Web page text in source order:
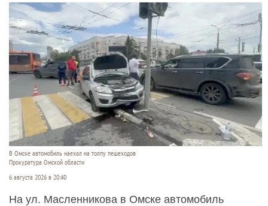
В Омске автомобиль наехал на толпу пешеходов
Прокуратура Омской области
6 августа 2026 в 20:40
На ул. Масленникова в Омске автомобиль